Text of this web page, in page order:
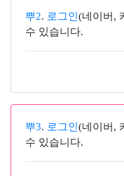
뿌2. 로그인 (네이버,
수 있습니다.
뿌3. 로그인 (네이버,
수 있습니다.